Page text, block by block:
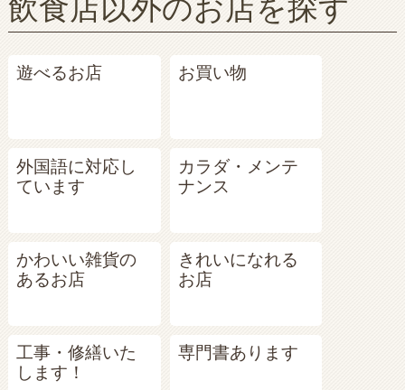
飲食店以外のお店を探す
遊べるお店 お買い物
外国語に対応し
ています
カラダ・メンテ
ナンス
かわいい雑貨の
あるお店
きれいになれる
お店
工事・修繕いた
します！
専門書あります